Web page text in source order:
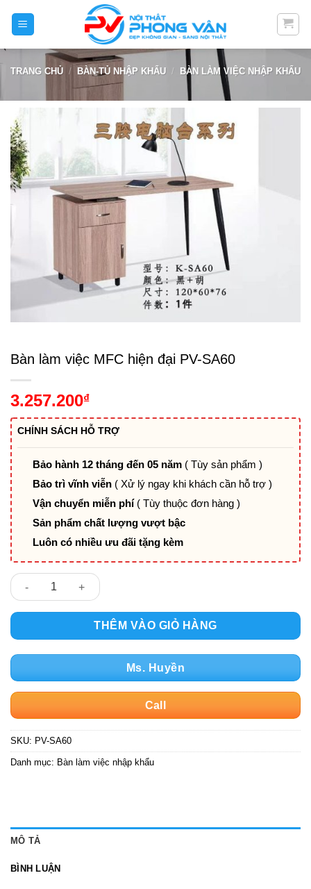
TRANG CHỦ / BÀN-TỦ NHẬP KHẨU / BÀN LÀM VIỆC NHẬP KHẨU
Bàn làm việc MFC hiện đại PV-SA60
3.257.200₫
CHÍNH SÁCH HỖ TRỢ
Bảo hành 12 tháng đến 05 năm ( Tùy sản phẩm )
Bảo trì vĩnh viễn ( Xử lý ngay khi khách cần hỗ trợ )
Vận chuyển miễn phí ( Tùy thuộc đơn hàng )
Sản phẩm chất lượng vượt bậc
Luôn có nhiều ưu đãi tặng kèm
Bàn làm việc MFC hiện đại PV-SA60 số lượng
THÊM VÀO GIỎ HÀNG
Ms. Huyền
Call
SKU: PV-SA60
Danh mục: Bàn làm việc nhập khẩu
MÔ TẢ
BÌNH LUẬN